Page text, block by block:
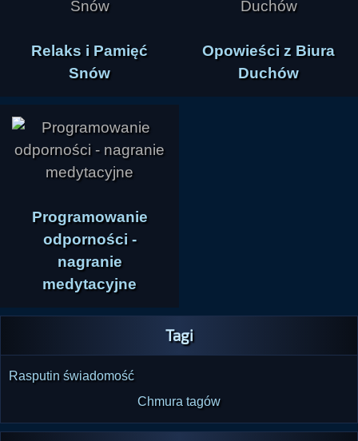
Relaks i Pamięć
Snów
Opowieści z Biura
Duchów
Programowanie
odporności -
nagranie
medytacyjne
Tagi
Rasputin świadomość
Chmura tagów